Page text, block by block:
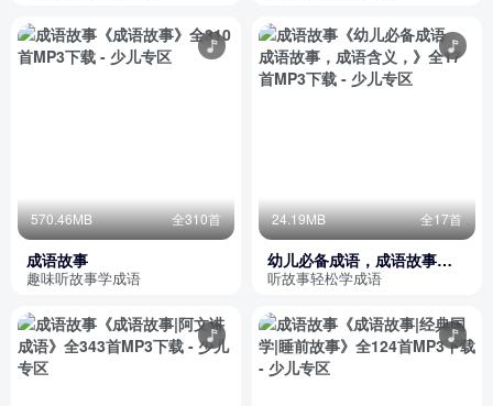
570.46MB 全310首
成语故事
趣味听故事学成语
24.19MB 全17首
幼儿必备成语，成语故事，
成语含义，
听故事轻松学成语